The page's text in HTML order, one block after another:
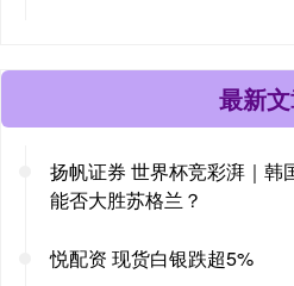
最新
扬帆证券 世界杯竞彩湃｜韩
能否大胜苏格兰？
悦配资 现货白银跌超5%